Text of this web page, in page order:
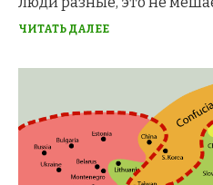
ЧИТАТЬ ДАЛЕЕ